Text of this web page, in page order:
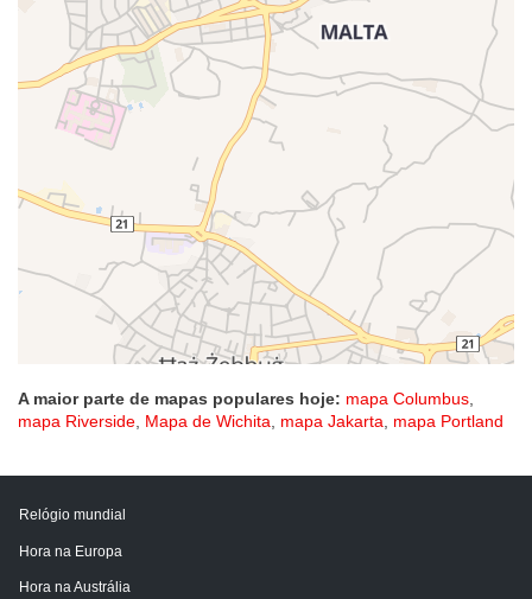
A maior parte de mapas populares hoje: mapa Columbus,
mapa Riverside, Mapa de Wichita, mapa Jakarta, mapa Portland
Relógio mundial
Hora na Europa
Hora na Austrália